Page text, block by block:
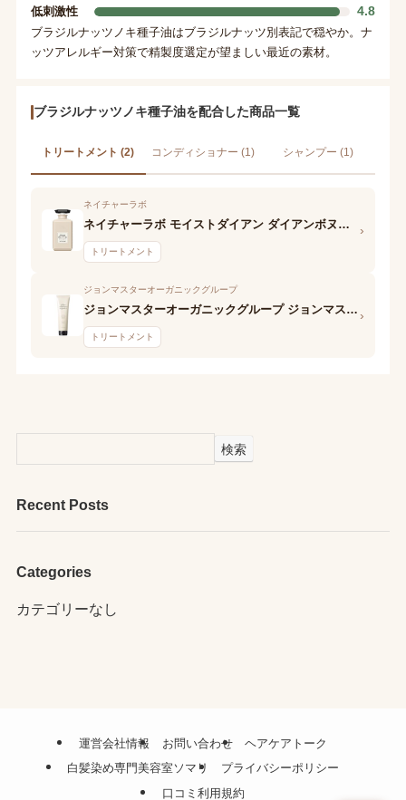
低刺激性 4.8
ブラジルナッツノキ種子油はブラジルナッツ別表記で穏やか。ナ
ッツアレルギー対策で精製度選定が望ましい最近の素材。
ブラジルナッツノキ種子油を配合した商品一覧
トリートメント (2) コンディショナー (1) シャンプー (1)
ネイチャーラボ
ネイチャーラボ モイストダイアン ダイアンボヌール モイストリラックス ヘアマスク オレンジフラワー&ベルガモットの香り
トリートメント
›
ジョンマスターオーガニックグループ
ジョンマスターオーガニックグループ ジョンマスターオーガニック H&Hリペアヘアマスク
トリートメント
›
検索
Recent Posts
Categories
カテゴリーなし
運営会社情報 お問い合わせ
ヘアケアトーク
白髪染め専門美容室ソマリ
プライバシーポリシー
口コミ利用規約